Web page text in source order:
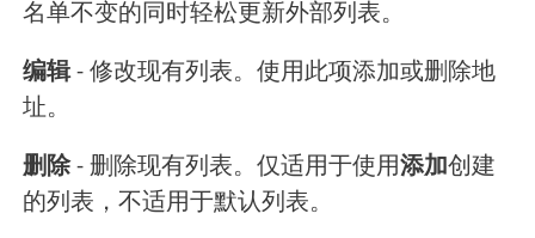
名单不变的同时轻松更新外部列表。
编辑- 修改现有列表。使用此项添加或删除地
址。
删除- 删除现有列表。仅适用于使用添加创建
的列表，不适用于默认列表。